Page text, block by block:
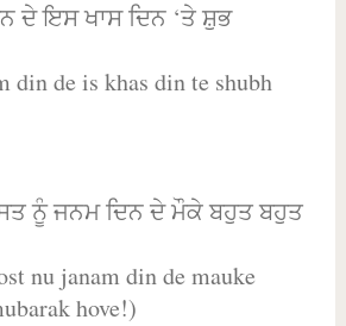
ਦੇ ਇਸ ਖਾਸ ਦਿਨ ‘ਤੇ ਸ਼ੁਭ
din de is khas din te shubh
ਨੂੰ ਜਨਮ ਦਿਨ ਦੇ ਮੌਕੇ ਬਹੁਤ ਬਹੁਤ
nu janam din de mauke
hove!)